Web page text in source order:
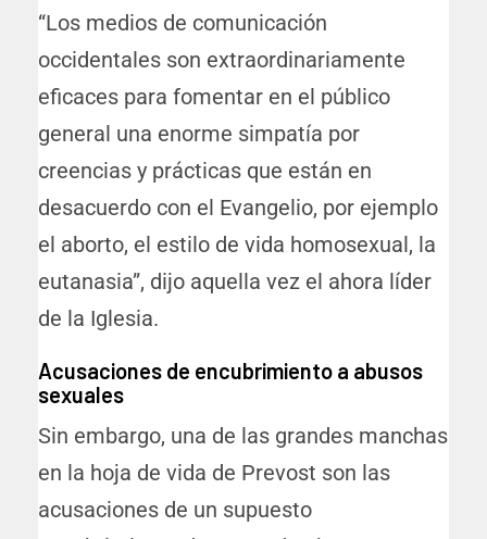
“Los medios de comunicación
occidentales son extraordinariamente
eficaces para fomentar en el público
general una enorme simpatía por
creencias y prácticas que están en
desacuerdo con el Evangelio, por ejemplo
el aborto, el estilo de vida homosexual, la
eutanasia”, dijo aquella vez el ahora líder
de la Iglesia.
Acusaciones de encubrimiento a abusos
sexuales
Sin embargo, una de las grandes manchas
en la hoja de vida de Prevost son las
acusaciones de un supuesto